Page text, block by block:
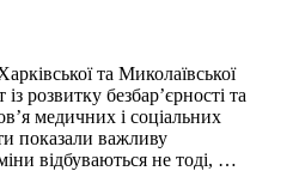
та Миколаївської
розвитку безбар’єрності та
медичних і соціальних
показали важливу
відбуваються не тоді, …